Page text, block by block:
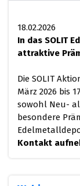
18.02.2026
In das SOLIT
attraktive
Die SOLIT
März 2026 bis
sowohl Neu-
besondere
Kontakt